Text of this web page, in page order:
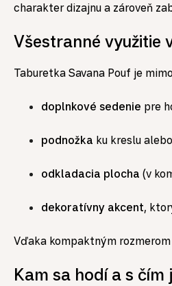
charakter dizajnu a zároveň
Všestranné využitie
Taburetka Savana Pouf je
doplnkové sedenie pre
podnožka ku kreslu
odkladacia plocha (v
dekoratívny akcent,
Vďaka kompaktným
Kam sa hodí a s